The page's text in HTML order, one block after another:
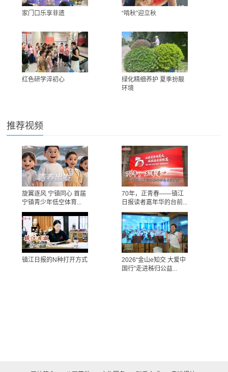
家门口乐享非遗 “啃秋”迎立秋
红色研学淬初心
绿化精细养护 夏季扮靓
环境
推荐视频
旋翼逐风 宁镇同心 首届
宁镇青少年低空体育...
70年，正青春——镇江
日报读者嘉年华的台前...
镇江日报的N种打开方式
2026“金山e知交 大爱中
国行”走进秭归公益...